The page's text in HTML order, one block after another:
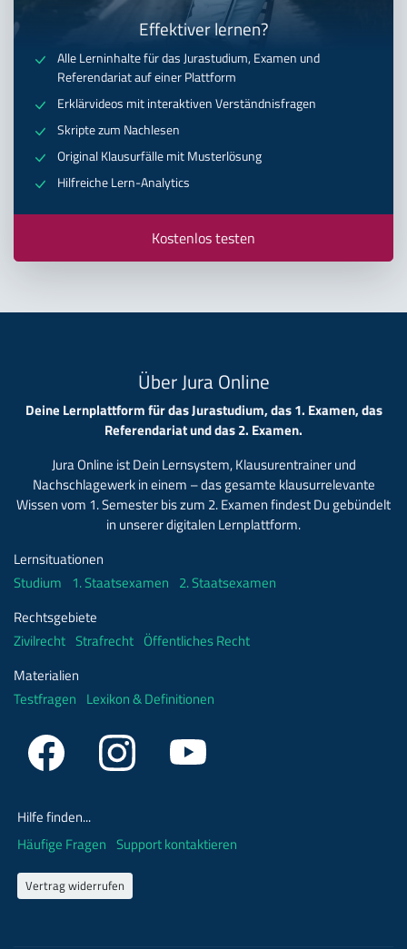
Effektiver lernen?
Alle Lerninhalte für das Jurastudium, Examen und
Referendariat auf einer Plattform
Erklärvideos mit interaktiven Verständnisfragen
Skripte zum Nachlesen
Original Klausurfälle mit Musterlösung
Hilfreiche Lern-Analytics
Kostenlos testen
Über Jura Online
Deine Lernplattform für das Jurastudium, das 1. Examen, das
Referendariat und das 2. Examen.
Jura Online ist Dein Lernsystem, Klausurentrainer und
Nachschlagewerk in einem – das gesamte klausurrelevante
Wissen vom 1. Semester bis zum 2. Examen findest Du gebündelt
in unserer digitalen Lernplattform.
Lernsituationen
Studium 1. Staatsexamen 2. Staatsexamen
Rechtsgebiete
Zivilrecht Strafrecht Öffentliches Recht
Materialien
Testfragen Lexikon & Definitionen
Hilfe finden...
Häufige Fragen Support kontaktieren
Vertrag widerrufen